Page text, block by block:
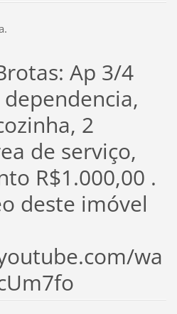
Ap 3/4
dependencia,
2
de serviço,
R$1.000,00 .
deste imóvel
wa